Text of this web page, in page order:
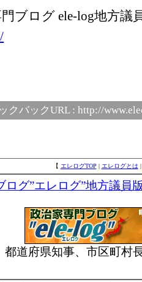
ブログ ele-log地方議
クバックURL : http://
【 エレログTOP | エレログとは
ログ”エレログ”地方議員
都道府県知事、市区町村